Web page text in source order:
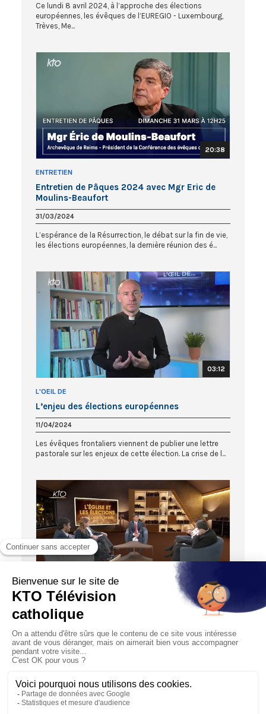
Ce lundi 8 avril 2024, à l’approche des élections
européennes, les évêques de l’EUREGIO - Luxembourg,
Trèves, Me...
20:38
ENTRETIEN
Entretien de Pâques 2024 avec Mgr Eric de
Moulins-Beaufort
31/03/2024
L’espérance de la Résurrection, le débat sur la fin de vie,
les élections européennes, la dernière réunion des é...
03:12
L'OEIL DE
L’enjeu des élections européennes
11/04/2024
Les évêques frontaliers viennent de publier une lettre
pastorale sur les enjeux de cette élection. La crise de l...
SANS LANGUE DE BUIS
L’Église et les élections, sans langue de buis
18/02/2022
« L’Espérance ne déçoit pas ». Le document de réflexion
et de discernement publié par le Conseil permanent des